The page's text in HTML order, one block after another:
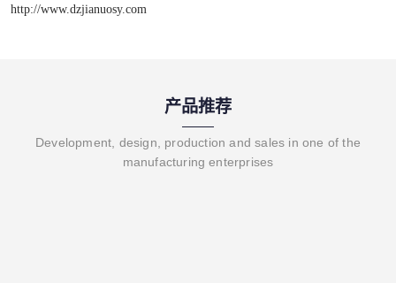
http://www.dzjianuosy.com
产品推荐
Development, design, production and sales in one of the
manufacturing enterprises